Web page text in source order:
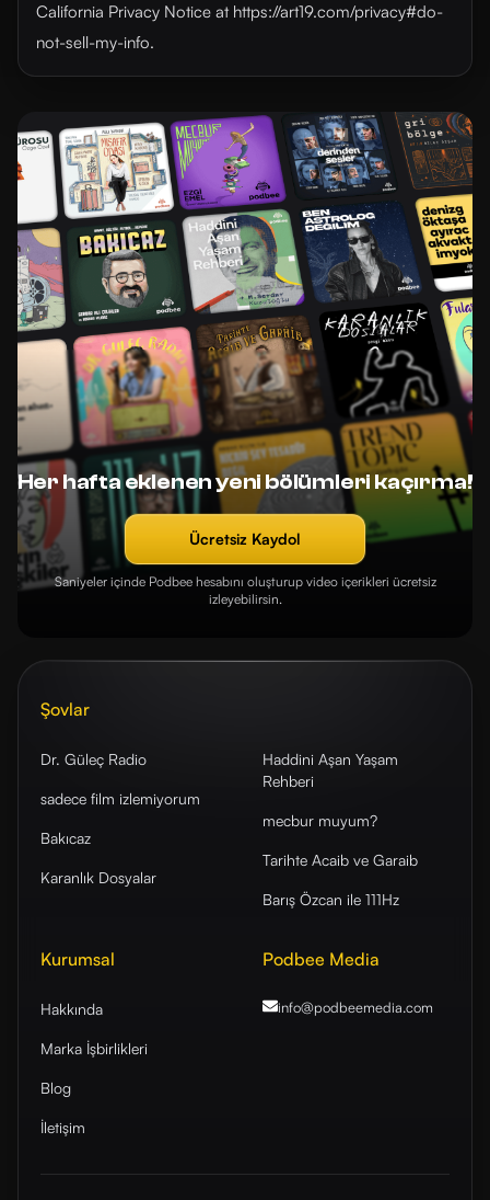
California Privacy Notice at https://art19.com/privacy#do-
not-sell-my-info.
Her hafta eklenen yeni bölümleri kaçırma!
Ücretsiz Kaydol
Saniyeler içinde Podbee hesabını oluşturup video içerikleri ücretsiz
izleyebilirsin.
Şovlar
Dr. Güleç Radio
sadece film izlemiyorum
Bakıcaz
Karanlık Dosyalar
Haddini Aşan Yaşam
Rehberi
mecbur muyum?
Tarihte Acaib ve Garaib
Barış Özcan ile 111Hz
Kurumsal
Hakkında
Marka İşbirlikleri
Blog
İletişim
Podbee Media
info@podbeemedia.com